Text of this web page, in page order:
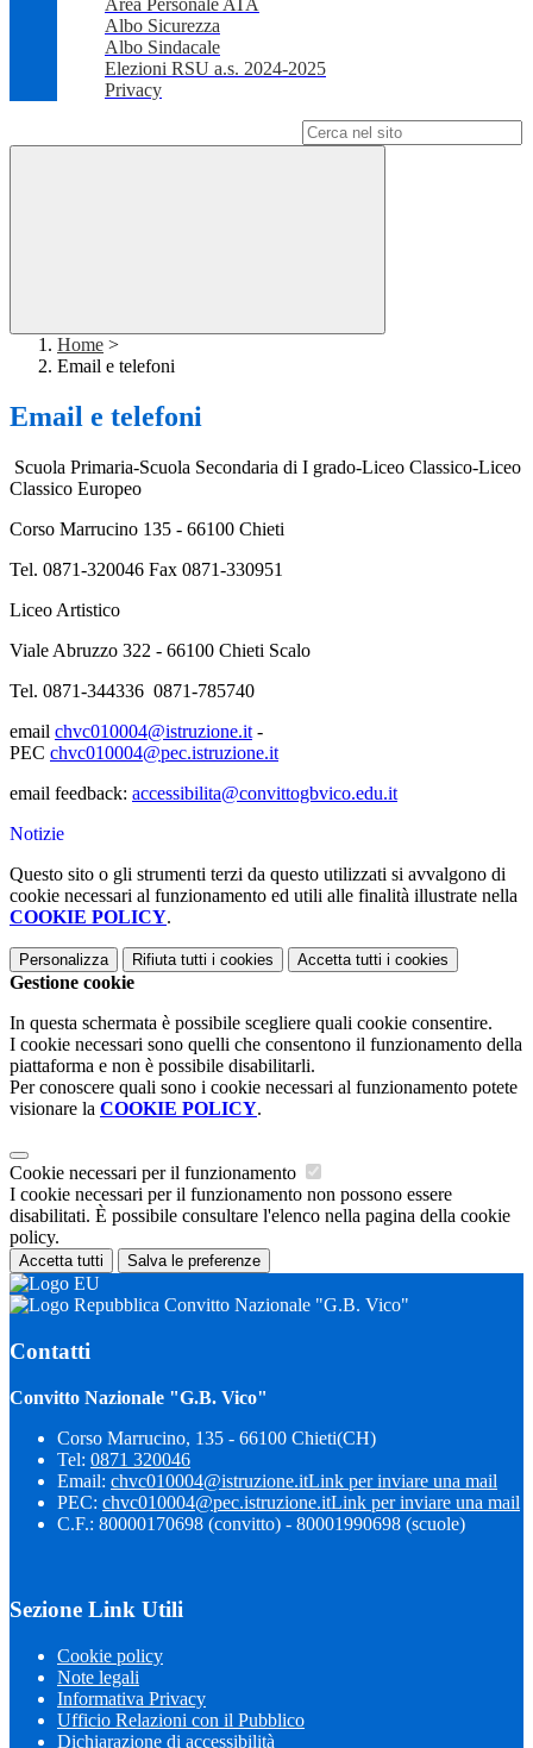
Area Personale ATA
Albo Sicurezza
Albo Sindacale
Elezioni RSU a.s. 2024-2025
Privacy
Home >
Email e telefoni
Email e telefoni
Scuola Primaria-Scuola Secondaria di I grado-Liceo Classico-Liceo
Classico Europeo
Corso Marrucino 135 - 66100 Chieti
Tel. 0871-320046 Fax 0871-330951
Liceo Artistico
Viale Abruzzo 322 - 66100 Chieti Scalo
Tel. 0871-344336 0871-785740
email chvc010004@istruzione.it -
PEC chvc010004@pec.istruzione.it
email feedback: accessibilita@convittogbvico.edu.it
Notizie
Questo sito o gli strumenti terzi da questo utilizzati si avvalgono di
cookie necessari al funzionamento ed utili alle finalità illustrate nella
COOKIE POLICY.
Personalizza Rifiuta tutti i cookies Accetta tutti i cookies
Gestione cookie
In questa schermata è possibile scegliere quali cookie consentire.
I cookie necessari sono quelli che consentono il funzionamento della
piattaforma e non è possibile disabilitarli.
Per conoscere quali sono i cookie necessari al funzionamento potete
visionare la COOKIE POLICY.
Cookie necessari per il funzionamento
I cookie necessari per il funzionamento non possono essere
disabilitati. È possibile consultare l'elenco nella pagina della cookie
policy.
Accetta tutti Salva le preferenze
Convitto Nazionale "G.B. Vico"
Contatti
Convitto Nazionale "G.B. Vico"
Corso Marrucino, 135 - 66100 Chieti(CH)
Tel: 0871 320046
Email: chvc010004@istruzione.itLink per inviare una mail
PEC: chvc010004@pec.istruzione.itLink per inviare una mail
C.F.: 80000170698 (convitto) - 80001990698 (scuole)
Sezione Link Utili
Cookie policy
Note legali
Informativa Privacy
Ufficio Relazioni con il Pubblico
Dichiarazione di accessibilità